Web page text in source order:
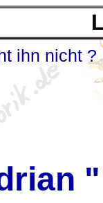
ihn nicht ?
"